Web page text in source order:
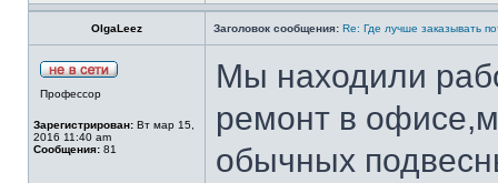
OlgaLeez Заголовок сообщения: Re: Где лучше заказывать
Профессор
Зарегистрирован: Вт мар 15,
2016 11:40 am
Сообщения: 81
Мы находили
ремонт в
обычных